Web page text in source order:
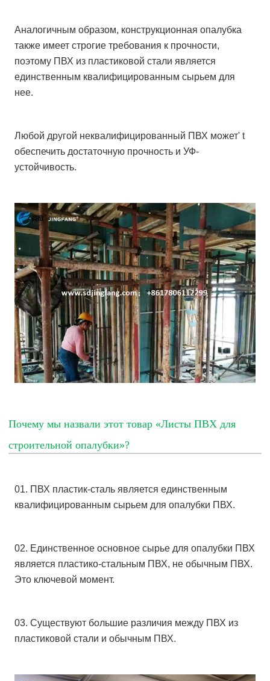
Аналогичным образом, конструкционная опалубка
также имеет строгие требования к прочности,
поэтому ПВХ из пластиковой стали является
единственным квалифицированным сырьем для
нее.
Любой другой неквалифицированный ПВХ может' t
обеспечить достаточную прочность и УФ-
устойчивость.
Почему мы назвали этот товар «Листы ПВХ для
строительной опалубки»?
01. ПВХ пластик-сталь является единственным
квалифицированным сырьем для опалубки ПВХ.
02. Единственное основное сырье для опалубки ПВХ
является пластико-стальным ПВХ, не обычным ПВХ.
Это ключевой момент.
03. Существуют большие различия между ПВХ из
пластиковой стали и обычным ПВХ.